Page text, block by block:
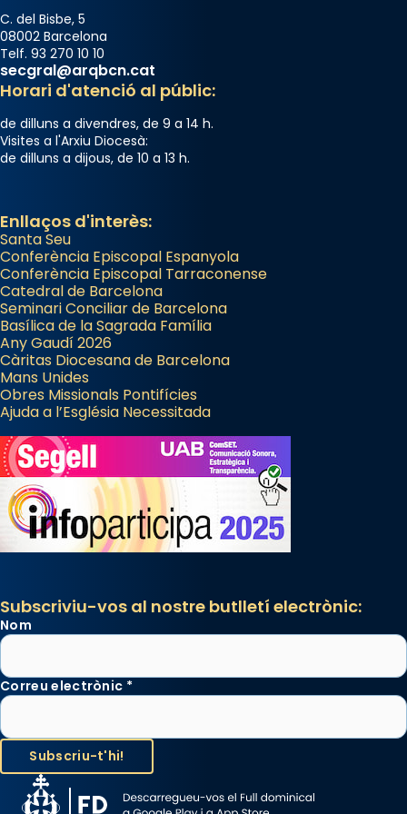
Acompanyant la història de sant Cugat, a
partir de l’Edat Mitjana sorgeix la tradició
que les santes Juliana (“relatiu a Júlia”) i
Semproniana (“relatiu a Semprònia =
eterna”) són deixebles seves. I l’any 1667, el
frare Joan Gaspar Roig, afirma en una obra
que les santes són filles de l’antiga Iluro.
Mataró en reivindicarà les relíquies fins que
a la “Missa de les Santes” (“Missa de
Glòria”) fou composta el 1848 per Mn.
Manuel Blanch, amb aire d’òpera
italianitzant; s’interpreta per privilegi
pontifici, amb orquestra i cor, i té una
duració aproximada de tres hores. Després,
processó (recuperada el 1972) al voltant
del temple amb les relíquies de les santes.
Des de 1985 hi participa també un grup de
diablesses amb música i ball propis. Festa
gran a Mataró.
«Si vols saber què és calor, ves per les
Santes a Mataró»🥵.
Photo
View on Facebook · Share
C. del Bisbe, 5
08002 Barcelona
Telf. 93 270 10 10
secgral@arqbcn.cat
Horari d'atenció al públic:
de dilluns a divendres, de 9 a 14 h.
Visites a l'Arxiu Diocesà:
de dilluns a dijous, de 10 a 13 h.
Enllaços d'interès:
Santa Seu
Conferència Episcopal Espanyola
Conferència Episcopal Tarraconense
Catedral de Barcelona
Seminari Conciliar de Barcelona
Basílica de la Sagrada Família
Any Gaudí 2026
Càritas Diocesana de Barcelona
Mans Unides
Obres Missionals Pontifícies
Ajuda a l’Església Necessitada
Subscriviu-vos al nostre butlletí electrònic:
Nom
Correu electrònic *